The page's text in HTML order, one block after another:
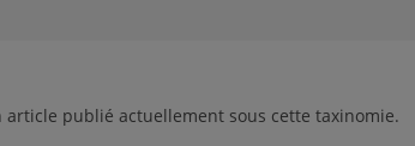
article publié actuellement sous cette taxinomie.